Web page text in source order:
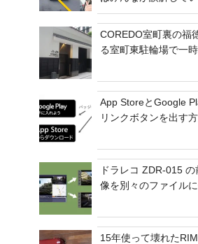
COREDO室町裏の福
る室町東駐輪場で一
App StoreとGoogle
リンクボタンを出す
ドラレコ ZDR-015
像を別々のファイル
15年使って壊れた